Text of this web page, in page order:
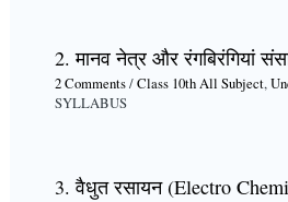
2. मानव नेत्र और रंगबिरंगियां
2 Comments/Class 10th All Subject,
SYLLABUS
3. वैधुत रसायन (Electro